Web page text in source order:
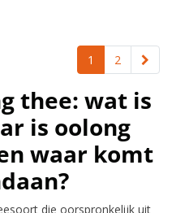
1 2
thee: wat is
is oolong
waar komt
die oorspronkelijk uit